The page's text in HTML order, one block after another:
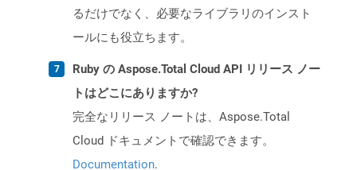
るだけでなく、必要なライブラリのインスト
ールにも役立ちます。
Ruby の Aspose.Total Cloud API リリース ノー
トはどこにありますか?
完全なリリース ノートは、Aspose.Total
Cloud ドキュメントで確認できます。
Documentation.